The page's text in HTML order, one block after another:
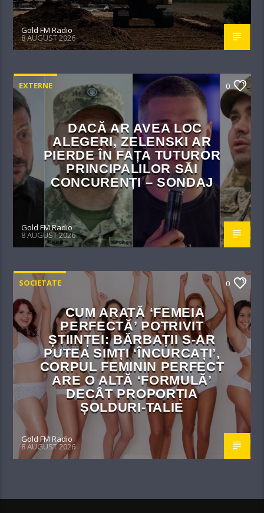
Gold FM Radio
8 AUGUST 2026
EXTERNE 0
DACĂ AR AVEA LOC
ALEGERI, ZELENSKI AR
PIERDE ÎN FAȚA TUTUROR
PRINCIPALILOR SĂI
CONCURENȚI – SONDAJ
Gold FM Radio
8 AUGUST 2026
SOCIETATE 0
CUM ARATĂ ‘FEMEIA
PERFECTĂ’ POTRIVIT
ȘTIINȚEI: BĂRBAȚII S-AR
PUTEA SIMȚI ‘ÎNCURCAȚI’,
CORPUL FEMININ PERFECT
ARE O ALTĂ ‘FORMULĂ’
DECÂT PROPORȚIA
ȘOLDURI-TALIE
Gold FM Radio
8 AUGUST 2026